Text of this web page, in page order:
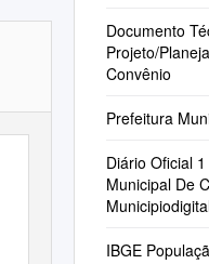
Documento
Projeto/
Convênio
Prefeitura
Diário Oficial
Municipal De
IBGE